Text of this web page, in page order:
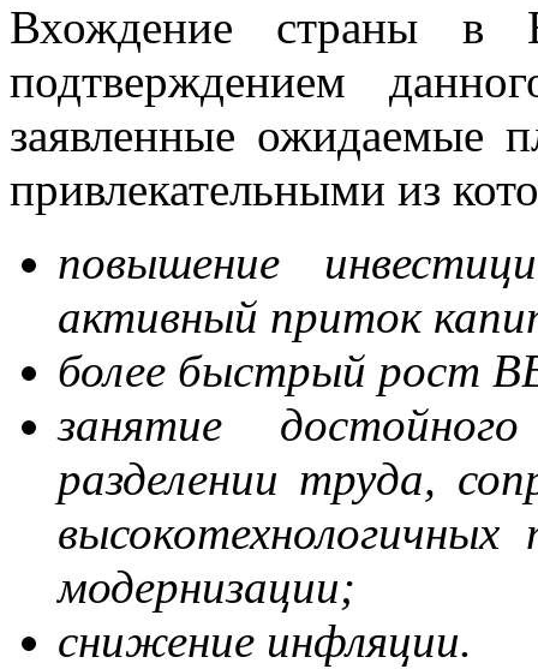
Вхождение страны в
подтверждением
заявленные ожидаемые
привлекательными из
повышение
активный приток
более быстрый рост
занятие
разделении труда,
модернизации;
снижение инфляции.